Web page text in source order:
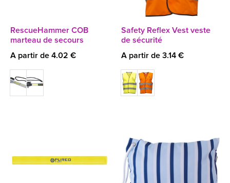
RescueHammer COB
marteau de secours
A partir de 4.02 €
Safety Reflex Vest veste
de sécurité
A partir de 3.14 €